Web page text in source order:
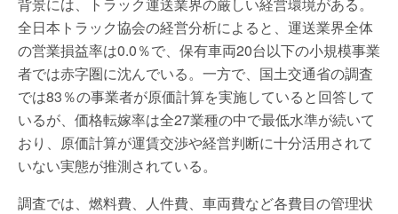
全日本トラック協会の経営分析によると、運送業界全体
の営業損益率は0.0％で、保有車両20台以下の小規模事業
者では赤字圏に沈んでいる。一方で、国土交通省の調査
では83％の事業者が原価計算を実施していると回答して
いるが、価格転嫁率は全27業種の中で最低水準が続いて
おり、原価計算が運賃交渉や経営判断に十分活用されて
いない実態が推測されている。
調査では、燃料費、人件費、車両費など各費目の管理状